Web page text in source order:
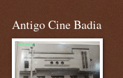
Antigo Cine Badia